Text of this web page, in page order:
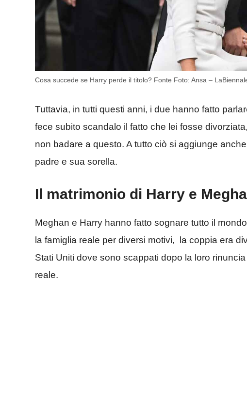
Cosa succede se Harry perde il titolo? Fonte Foto: Ansa –
Tuttavia, in tutti questi anni, i due hanno fatto
fece subito scandalo il fatto che lei fosse
non badare a questo. A tutto ciò si aggiunge
padre e sua sorella.
Il matrimonio di Harry e
Meghan e Harry hanno fatto sognare tutto il
la famiglia reale per diversi motivi, la coppia era
Stati Uniti dove sono scappati dopo la loro
reale.